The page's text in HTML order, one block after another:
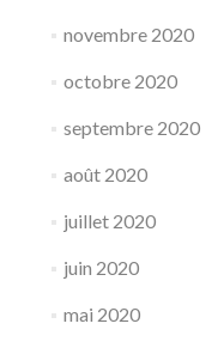
novembre 2020
octobre 2020
septembre 2020
août 2020
juillet 2020
juin 2020
mai 2020